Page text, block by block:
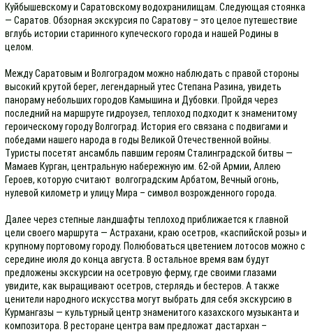
Куйбышевскому и Саратовскому водохранилищам. Следующая стоянка
— Саратов. Обзорная экскурсия по Саратову – это целое путешествие
вглубь истории старинного купеческого города и нашей Родины в
целом.
Между Саратовым и Волгоградом можно наблюдать с правой стороны
высокий крутой берег, легендарный утес Степана Разина, увидеть
панораму небольших городов Камышина и Дубовки. Пройдя через
последний на маршруте гидроузел, теплоход подходит к знаменитому
героическому городу Волгоград. История его связана с подвигами и
победами нашего народа в годы Великой Отечественной войны.
Туристы посетят ансамбль павшим героям Сталинградской битвы —
Мамаев Курган, центральную набережную им. 62-ой Армии, Аллею
Героев, которую считают волгоградским Арбатом, Вечный огонь,
нулевой километр и улицу Мира – символ возрожденного города.
Далее через степные ландшафты теплоход приближается к главной
цели своего маршрута — Астрахани, краю осетров, «каспийской розы» и
крупному портовому городу. Полюбоваться цветением лотосов можно с
середине июля до конца августа. В остальное время вам будут
предложены экскурсии на осетровую ферму, где своими глазами
увидите, как выращивают осетров, стерлядь и бестеров. А также
ценители народного искусства могут выбрать для себя экскурсию в
Курмангазы — культурный центр знаменитого казахского музыканта и
композитора. В ресторане центра вам предложат дастархан –